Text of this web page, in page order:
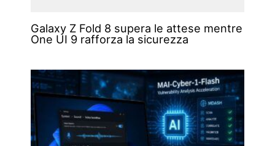
Galaxy Z Fold 8 supera le attese mentre
One UI 9 rafforza la sicurezza